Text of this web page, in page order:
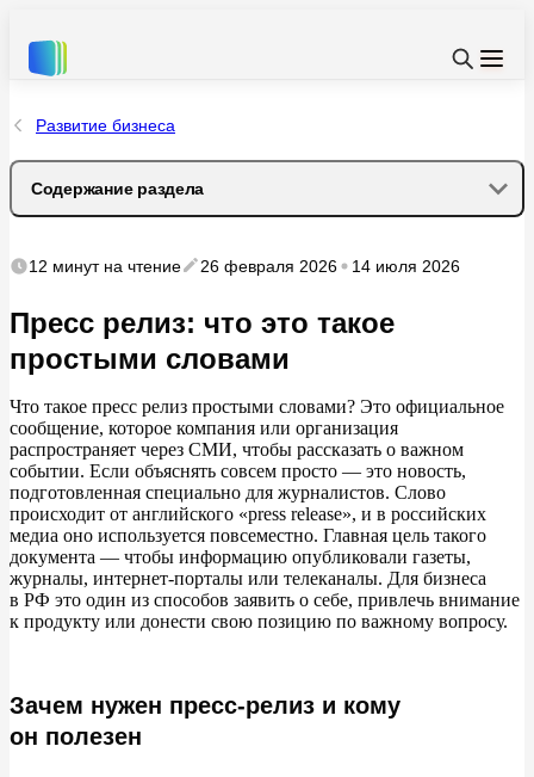
Развитие бизнеса
Содержание раздела
Зачем нужен пресс-релиз и кому он полезен
Виды пресс-релизов
Структура идеального пресс-релиза
Заголовок
Лид (первый абзац)
Основная часть
Бэкграунд (справка о компании)
Контакты
Как ИИ помогает в создании пресс-релиза
12 минутна чтение 26 февраля 2026 14 июля 2026
Пресс релиз: что это такое
простыми словами
Что такое пресс релиз простыми словами? Это официальное
сообщение, которое компания или организация
распространяет через СМИ, чтобы рассказать о важном
событии. Если объяснять совсем просто — это новость,
подготовленная специально для журналистов. Слово
происходит от английского «press release», и в российских
медиа оно используется повсеместно. Главная цель такого
документа — чтобы информацию опубликовали газеты,
журналы, интернет-порталы или телеканалы. Для бизнеса
в РФ это один из способов заявить о себе, привлечь внимание
к продукту или донести свою позицию по важному вопросу.
Зачем нужен пресс-релиз и кому
он полезен